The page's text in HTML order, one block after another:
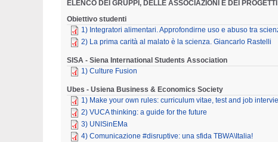
ELENCO DEI GRUPPI, DELLE ASSOCIAZIONI E DEI
Obiettivo studenti
1) Integratori alimentari. Approfondirne uso e abuso tra
2) La prima carità al malato è la scienza. Giancarlo Rastelli
SISA - Siena International Students Association
1) Culture Fusion
Ubes - Usiena Business & Economics Society
1) Make your own rules: curriculum vitae, test and job
2) VUCA thinking: a guide for the future
3) UNISinEMa
4) Comunicazione #disruptive: una sfida TBWA\Italia!